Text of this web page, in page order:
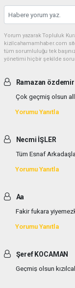
Yorum yazarak Topluluk
kizilcahamamhaber.com
tüm sorumluluğu tek
yönetimi hiçbir şekilde
Ramazan özdemir
Çok geçmiş olsun
Yorumu Yanıtla
Necmi İŞLER
Tüm Esnaf
Yorumu Yanıtla
Aa
Fakir fukara
Yorumu Yanıtla
Şeref KOCAMAN
Geçmiş olsun